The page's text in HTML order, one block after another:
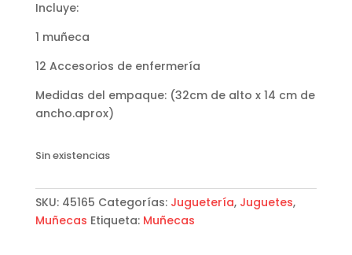
Incluye:
1 muñeca
12 Accesorios de enfermería
Medidas del empaque: (32cm de alto x 14 cm de
ancho.aprox)
Sin existencias
SKU: 45165 Categorías: Juguetería, Juguetes,
Muñecas Etiqueta: Muñecas